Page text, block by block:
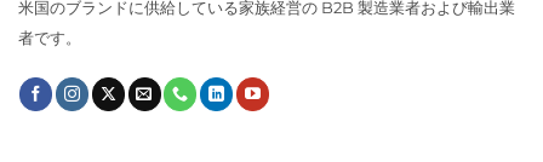
米国のブランドに供給している家族経営の B2B 製造業者および輸出業
者です。